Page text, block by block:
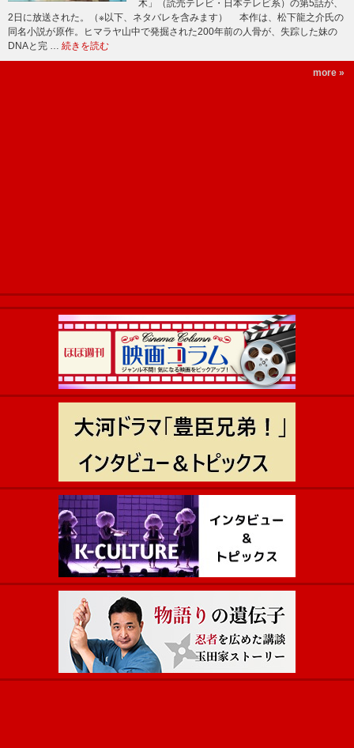
木」（読売テレビ・日本テレビ系）の第5話が、
2日に放送された。（※以下、ネタバレを含みます） 本作は、松下龍之介氏の
同名小説が原作。ヒマラヤ山中で発掘された200年前の人骨が、失踪した妹の
DNAと完 … 続きを読む
more »